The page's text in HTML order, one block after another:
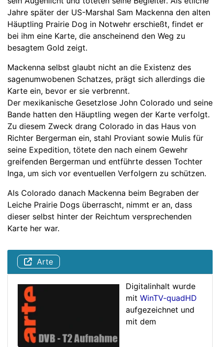
Jahre später der US-Marshal Sam Mackenna den alten
Häuptling Prairie Dog in Notwehr erschießt, findet er
bei ihm eine Karte, die anscheinend den Weg zu
besagtem Gold zeigt.
Mackenna selbst glaubt nicht an die Existenz des
sagenumwobenen Schatzes, prägt sich allerdings die
Karte ein, bevor er sie verbrennt.
Der mexikanische Gesetzlose John Colorado und seine
Bande hatten den Häuptling wegen der Karte verfolgt.
Zu diesem Zweck drang Colorado in das Haus von
Richter Bergerman ein, stahl Proviant sowie Mulis für
seine Expedition, tötete den nach einem Gewehr
greifenden Bergerman und entführte dessen Tochter
Inga, um sich vor eventuellen Verfolgern zu schützen.
Als Colorado danach Mackenna beim Begraben der
Leiche Prairie Dogs überrascht, nimmt er an, dass
dieser selbst hinter der Reichtum versprechenden
Karte her war.
Arte
Digitalinhalt wurde
mit WinTV-quadHD
aufgezeichnet und
mit dem